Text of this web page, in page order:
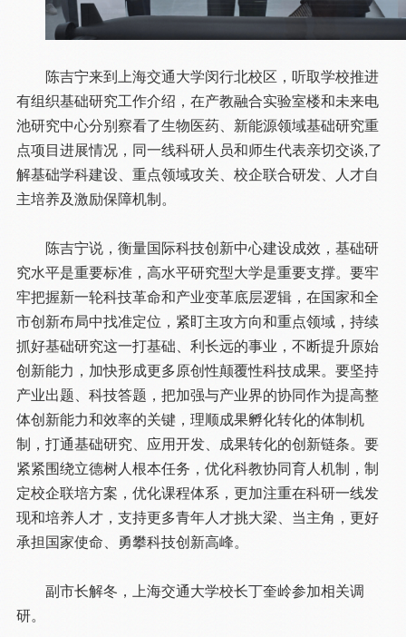
陈吉宁来到上海交通大学闵行北校区，听取学校推进
有组织基础研究工作介绍，在产教融合实验室楼和未来电
池研究中心分别察看了生物医药、新能源领域基础研究重
点项目进展情况，同一线科研人员和师生代表亲切交谈,了
解基础学科建设、重点领域攻关、校企联合研发、人才自
主培养及激励保障机制。
陈吉宁说，衡量国际科技创新中心建设成效，基础研
究水平是重要标准，高水平研究型大学是重要支撑。要牢
牢把握新一轮科技革命和产业变革底层逻辑，在国家和全
市创新布局中找准定位，紧盯主攻方向和重点领域，持续
抓好基础研究这一打基础、利长远的事业，不断提升原始
创新能力，加快形成更多原创性颠覆性科技成果。要坚持
产业出题、科技答题，把加强与产业界的协同作为提高整
体创新能力和效率的关键，理顺成果孵化转化的体制机
制，打通基础研究、应用开发、成果转化的创新链条。要
紧紧围绕立德树人根本任务，优化科教协同育人机制，制
定校企联培方案，优化课程体系，更加注重在科研一线发
现和培养人才，支持更多青年人才挑大梁、当主角，更好
承担国家使命、勇攀科技创新高峰。
副市长解冬，上海交通大学校长丁奎岭参加相关调
研。